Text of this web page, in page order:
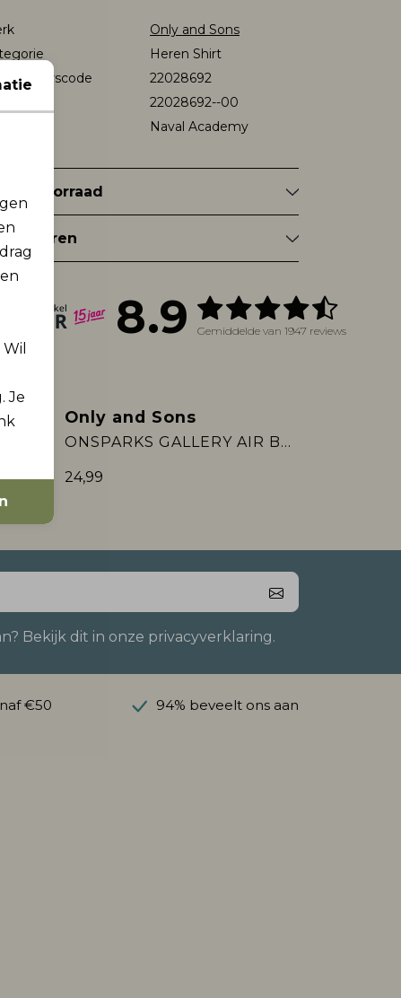
Only and Sons
Heren Shirt
22028692
22028692--00
Naval Academy
8.9 Gemiddelde van 1947 reviews
Nieuw
Only and Sons
ONSPARKS GALLERY AIR BOXY SS TEE NO:
24,99
Bekijk dit in onze privacyverklaring.
€50 94% beveelt ons aan
Je